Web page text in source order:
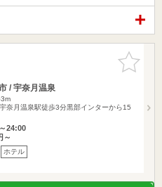
お気に入
りに追加
/ 宇奈月温泉
奈月温泉駅徒歩3分黒部インターから15
24:00
～
ホテル